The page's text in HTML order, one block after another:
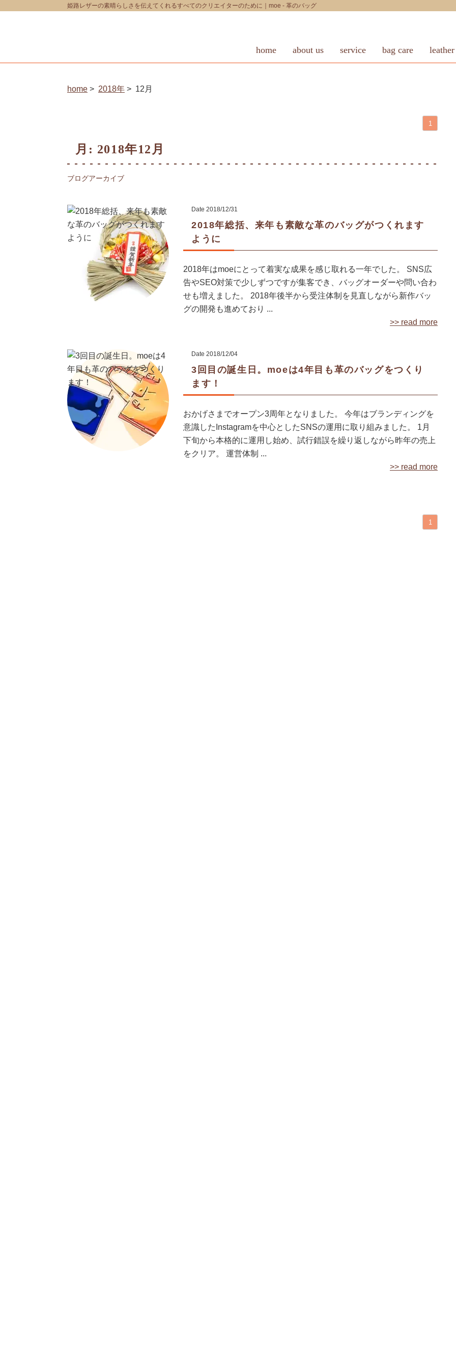
姫路レザーの素晴らしさを伝えてくれるすべてのクリエイターのために｜moe - 革のバッグ
home about us service bag care leather
home 2018年 12月
1
月: 2018年12月
ブログアーカイブ
Date 2018/12/31
2018年総括、来年も素敵な革のバッグがつくれます
ように
2018年はmoeにとって着実な成果を感じ取れる一年でした。 SNS広
告やSEO対策で少しずつですが集客でき、バッグオーダーや問い合わ
せも増えました。 2018年後半から受注体制を見直しながら新作バッ
グの開発も進めており ...
>> read more
Date 2018/12/04
3回目の誕生日。moeは4年目も革のバッグをつくり
ます！
おかげさまでオープン3周年となりました。 今年はブランディングを
意識したInstagramを中心としたSNSの運用に取り組みました。 1月
下旬から本格的に運用し始め、試行錯誤を繰り返しながら昨年の売上
をクリア。 運営体制 ...
>> read more
1